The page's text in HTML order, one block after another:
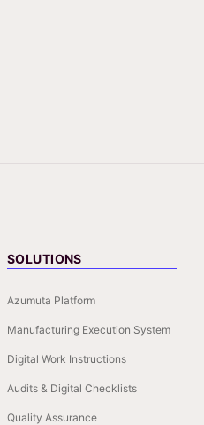
SOLUTIONS
Azumuta Platform
Manufacturing Execution System
Digital Work Instructions
Audits & Digital Checklists
Quality Assurance